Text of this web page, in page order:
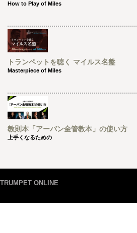
How to Play of Miles
トランペットを聴く マイルス名盤
Masterpiece of Miles
教則本「アーバン金管教本」の使い方
上手くなるための
TRUMPET ONLINE